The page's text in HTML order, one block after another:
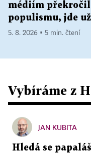
médiím
populismu, jde
5. 8. 2026 ▪ 5 min. čtení
Vybíráme z
JAN KUBITA
Hledá se